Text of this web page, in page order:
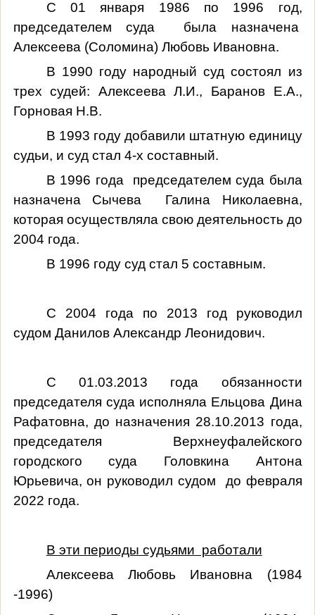
С 01 января 1986 по 1996 год,
председателем суда была назначена
Алексеева (Соломина) Любовь Ивановна.
В 1990 году народный суд состоял из
трех судей: Алексеева Л.И., Баранов Е.А.,
Горновая Н.В.
В 1993 году добавили штатную единицу
судьи, и суд стал 4-х составный.
В 1996 года председателем суда была
назначена Сычева Галина Николаевна,
которая осуществляла свою деятельность до
2004 года.
В 1996 году суд стал 5 составным.
С 2004 года по 2013 год руководил
судом Данилов Александр Леонидович.
С 01.03.2013 года обязанности
председателя суда исполняла Ельцова Дина
Рафатовна, до назначения 28.10.2013 года,
председателя Верхнеуфалейского
городского суда Головкина Антона
Юрьевича, он руководил судом до февраля
2022 года.
В эти периоды судьями работали
Алексеева Любовь Ивановна (1984
-1996)